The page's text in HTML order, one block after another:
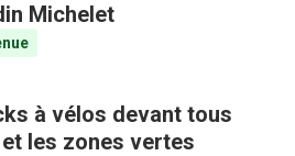
Michelet
à vélos devant tous
les zones vertes